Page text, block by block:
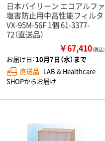
日本バイリーン エコアルファ
塩害防止用中高性能フィルタ
VX-95M-56F 1個 61-3377-
72（直送品）
￥67,410（税込）
お届け日：10月7日（水）まで
直送品 LAB & Healthcare
SHOPからお届け